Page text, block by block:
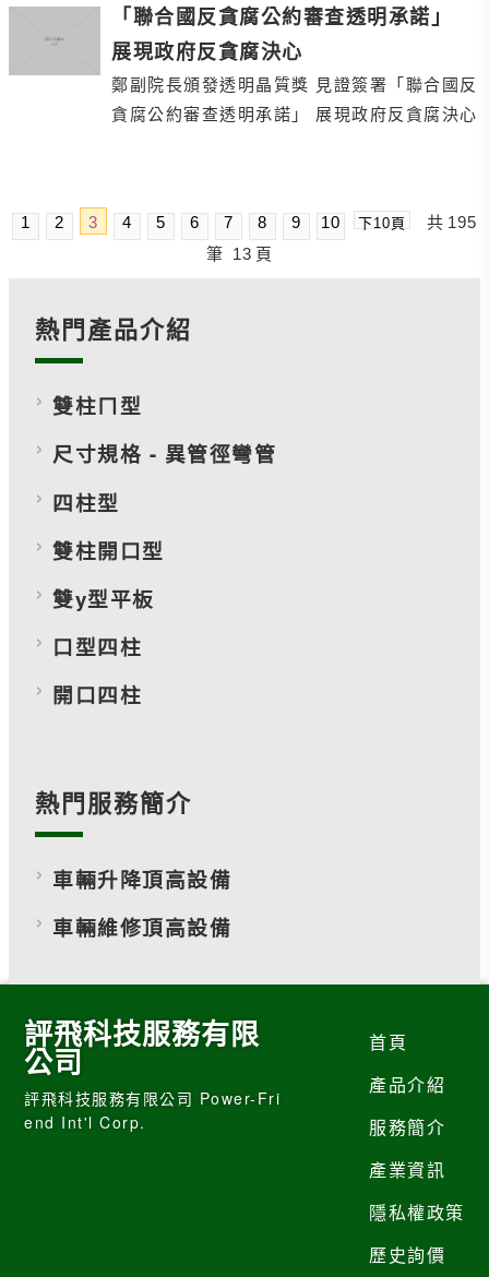
「聯合國反貪腐公約審查透明承諾」
展現政府反貪腐決心
鄭副院長頒發透明晶質獎 見證簽署「聯合國反
貪腐公約審查透明承諾」 展現政府反貪腐決心
1 2 3 4 5 6 7 8 9 10 下10頁 共 195
筆 13 頁
熱門產品介紹
雙柱ㄇ型
尺寸規格 - 異管徑彎管
四柱型
雙柱開口型
雙y型平板
口型四柱
開口四柱
熱門服務簡介
車輛升降頂高設備
車輛維修頂高設備
評飛科技服務有限
公司
評飛科技服務有限公司 Power-Fri
end Int'l Corp.
首頁
產品介紹
服務簡介
產業資訊
隱私權政策
歷史詢價